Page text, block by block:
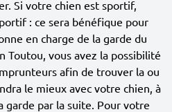
Si votre chien est sportif,
: ce sera bénéfique pour
en charge de la garde du
Toutou, vous avez la possibilité
afin de trouver la ou
le mieux avec votre chien, à
garde par la suite. Pour votre